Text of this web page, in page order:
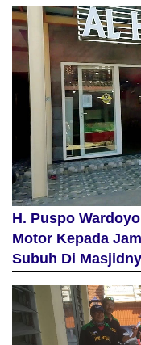
H. Puspo
Motor Kepada
Subuh Di